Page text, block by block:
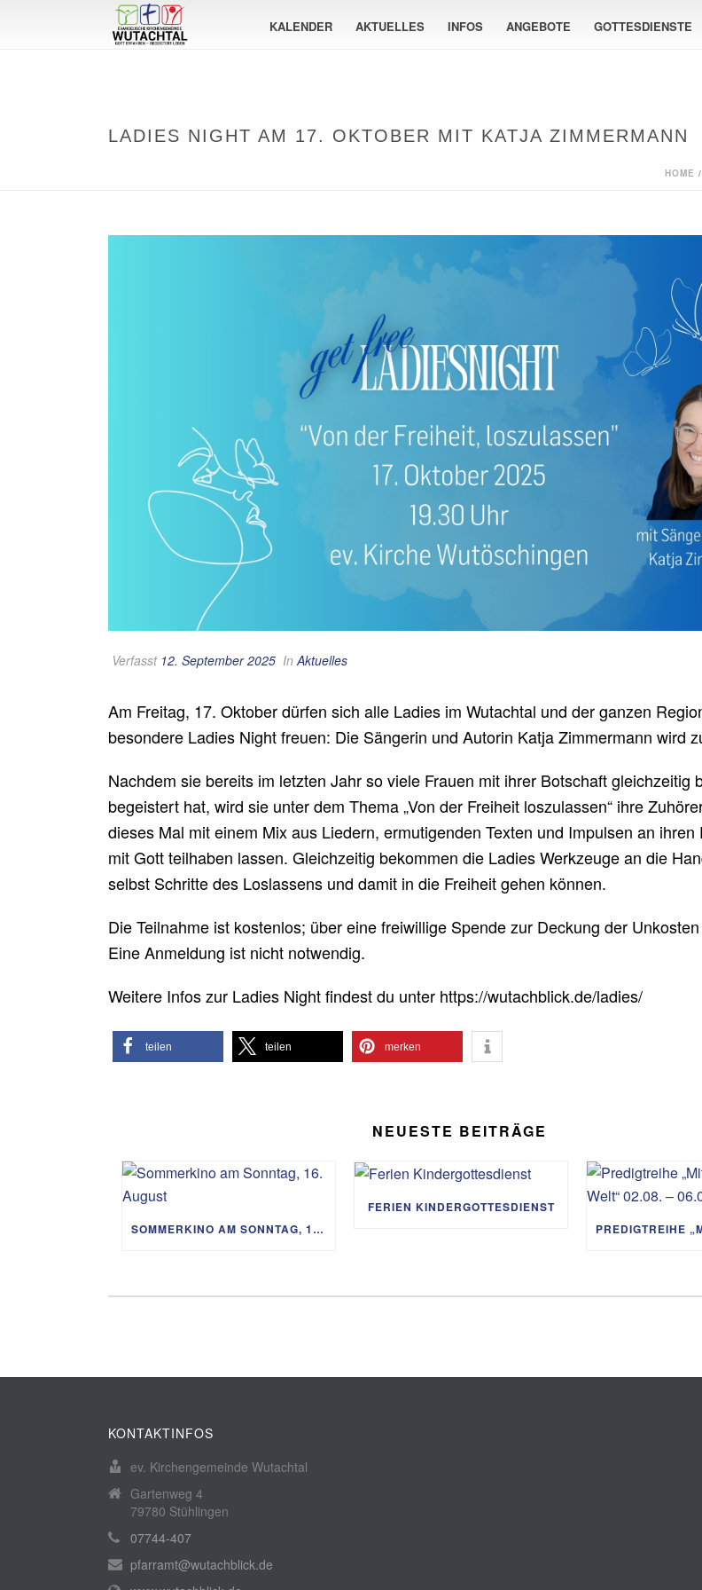
KALENDER AKTUELLES INFOS ANGEBOTE GOTTESDIENSTE
LADIES NIGHT AM 17. OKTOBER MIT KATJA ZIMMERMANN
HOME /
Verfasst 12. September 2025 In Aktuelles
Am Freitag, 17. Oktober dürfen sich alle Ladies im Wutachtal und der ganzen
besondere Ladies Night freuen: Die Sängerin und Autorin Katja Zimmermann wird
Nachdem sie bereits im letzten Jahr so viele Frauen mit ihrer Botschaft gleichzeitig
begeistert hat, wird sie unter dem Thema „Von der Freiheit loszulassen“ ihre
dieses Mal mit einem Mix aus Liedern, ermutigenden Texten und Impulsen an ihren
mit Gott teilhaben lassen. Gleichzeitig bekommen die Ladies Werkzeuge an die
selbst Schritte des Loslassens und damit in die Freiheit gehen können.
Die Teilnahme ist kostenlos; über eine freiwillige Spende zur Deckung der
Eine Anmeldung ist nicht notwendig.
Weitere Infos zur Ladies Night findest du unter https://wutachblick.de/ladies/
teilen teilen merken
NEUESTE BEITRÄGE
SOMMERKINO AM SONNTAG, 16. AUGUST
FERIEN KINDERGOTTESDIENST
KONTAKTINFOS
ev. Kirchengemeinde Wutachtal
Gartenweg 4
79780 Stühlingen
07744-407
pfarramt@wutachblick.de